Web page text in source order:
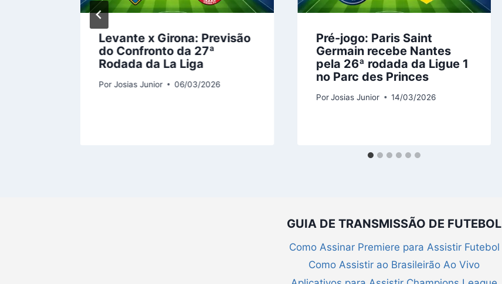
Levante x Girona: Previsão
do Confronto da 27ª
Rodada da La Liga
PorJosias Junior 06/03/2026
Pré-jogo: Paris Saint
Germain recebe Nantes
pela 26ª rodada da Ligue 1
no Parc des Princes
PorJosias Junior 14/03/2026
GUIA DE TRANSMISSÃO DE FUTEBOL
Como Assinar Premiere para Assistir Futebol
Como Assistir ao Brasileirão Ao Vivo